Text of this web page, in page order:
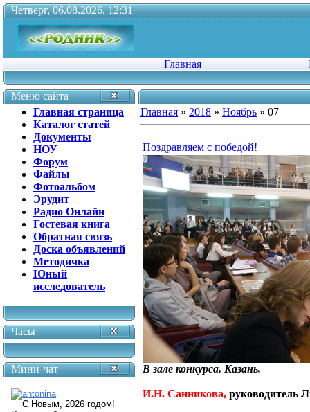
Четверг, 06.08.2026, 12:31
Главная
Меню сайта
Главная страница
Каталог статей
Документы
НОУ
Форум
Файлы
Фотоальбом
Эрудит
Радио Онлайн
Гостевая книга
Обратная связь
Доска объявлений
Методичка
Юный
исследователь
Часы
Мини-чат
Главная » 2018 » Ноябрь » 07
Поздравляем с победой!
В зале конкурса. Казань.
И.Н. Санникова, руководитель